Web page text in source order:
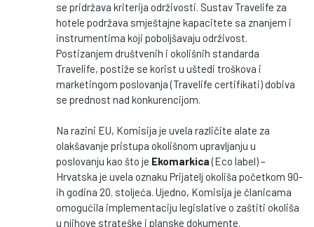
se pridržava kriterija održivosti. Sustav Travelife za
hotele podržava smještajne kapacitete sa znanjem i
instrumentima koji poboljšavaju održivost.
Postizanjem društvenih i okolišnih standarda
Travelife, postiže se korist u uštedi troškova i
marketingom poslovanja (Travelife certifikati) dobiva
se prednost nad konkurencijom.
Na razini EU, Komisija je uvela različite alate za
olakšavanje pristupa okolišnom upravljanju u
poslovanju kao što je Ekomarkica(Eco label) –
Hrvatska je uvela oznaku Prijatelj okoliša početkom 90-
ih godina 20. stoljeća. Ujedno, Komisija je članicama
omogućila implementaciju legislative o zaštiti okoliša
u njihove strateške i planske dokumente.